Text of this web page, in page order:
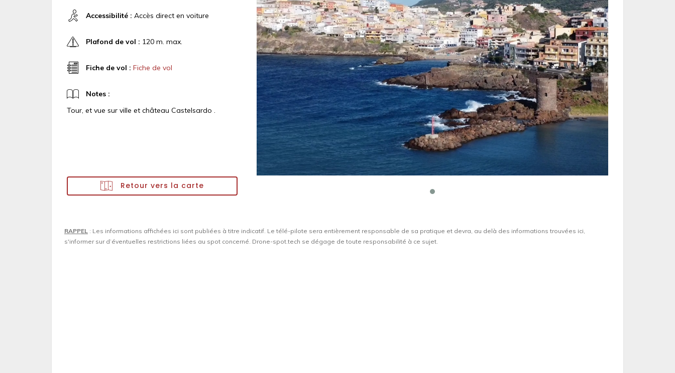
Accessibilité : Accès direct en voiture
Plafond de vol : 120 m. max.
Fiche de vol : Fiche de vol
Notes :
Tour, et vue sur ville et château Castelsardo .
Retour vers la carte
RAPPEL : Les informations affichées ici sont publiées à titre indicatif. Le télé-pilote sera entièrement responsable de sa pratique et devra, au delà des informations trouvées ici,
s'informer sur d’éventuelles restrictions liées au spot concerné. Drone-spot.tech se dégage de toute responsabilité à ce sujet.